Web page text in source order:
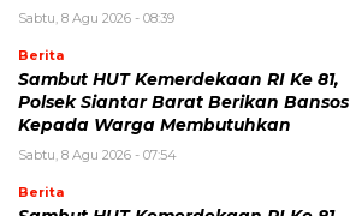
Sabtu, 8 Agu 2026 - 08:39
Berita
Sambut HUT Kemerdekaan RI Ke 81,
Polsek Siantar Barat Berikan Bansos
Kepada Warga Membutuhkan
Sabtu, 8 Agu 2026 - 07:54
Berita